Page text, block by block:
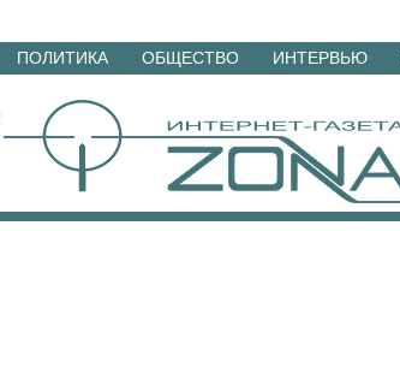
Перейти
материалам
ПОЛИТИКА ОБЩЕСТВО ИНТЕРВЬЮ